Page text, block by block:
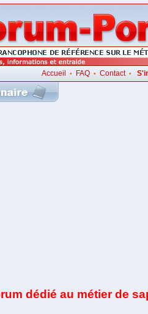
Accueil • FAQ• Contact•
dédié au métier de